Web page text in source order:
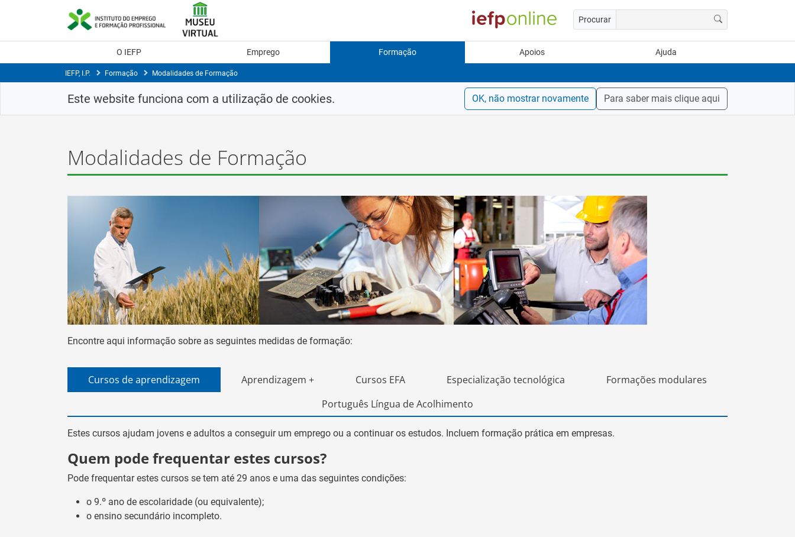
principal
Procurar
O IEFP Emprego Formação Apoios Ajuda
IEFP, I.P. Formação Modalidades de Formação
Este website funciona com a utilização de cookies. OK, não mostrar novamente Para saber mais clique aqui
Modalidades de Formação
Encontre aqui informação sobre as seguintes medidas de formação:
Cursos de aprendizagem Aprendizagem + Cursos EFA Especialização tecnológica
Formações modulares
Português Língua de Acolhimento
Estes cursos ajudam jovens e adultos a conseguir um emprego ou a continuar os estudos. Incluem formação prática em empresas.
Quem pode frequentar estes cursos?
Pode frequentar estes cursos se tem até 29 anos e uma das seguintes condições:
o 9.º ano de escolaridade (ou equivalente);
o ensino secundário incompleto.